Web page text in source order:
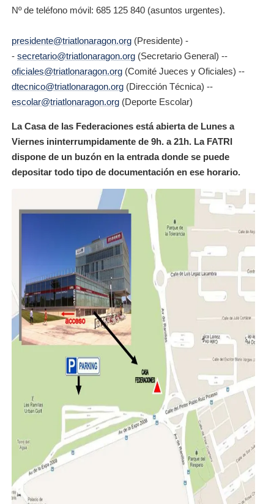
Nº de teléfono móvil: 685 125 840 (asuntos urgentes).
presidente@triatlonaragon.org (Presidente) -
-secretario@triatlonaragon.org (Secretario General) --
oficiales@triatlonaragon.org (Comité Jueces y Oficiales) --
dtecnico@triatlonaragon.org (Dirección Técnica) --
escolar@triatlonaragon.org (Deporte Escolar)
La Casa de las Federaciones está abierta de Lunes a
Viernes ininterrumpidamente de 9h. a 21h. La FATRI
dispone de un buzón en la entrada donde se puede
depositar todo tipo de documentación en ese horario.